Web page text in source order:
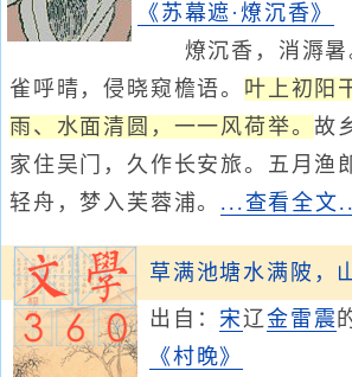
《苏幕遮·燎沉香》
燎沉香，消溽暑
雀呼晴，侵晓窥檐语。 叶上初阳
雨、水面清圆，一一风荷举。故
家住吴门，久作长安旅。五月渔
轻舟，梦入芙蓉浦。 ...查看全文
草满池塘水满陂，
出自：宋辽金雷震
《村晚》